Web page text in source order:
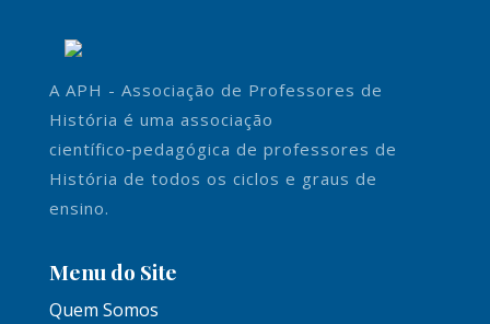
A APH - Associação de Professores de
História é uma associação
científico‑pedagógica de professores de
História de todos os ciclos e graus de
ensino.
Menu do Site
Quem Somos